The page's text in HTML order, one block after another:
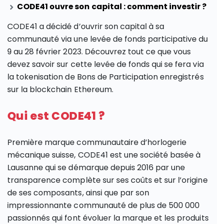
CODE41 ouvre son capital : comment investir ?
CODE41 a décidé d’ouvrir son capital à sa
communauté via une levée de fonds participative du
9 au 28 février 2023. Découvrez tout ce que vous
devez savoir sur cette levée de fonds qui se fera via
la tokenisation de Bons de Participation enregistrés
sur la blockchain Ethereum.
Qui est CODE41 ?
Première marque communautaire d’horlogerie
mécanique suisse, CODE41 est une société basée à
Lausanne qui se démarque depuis 2016 par une
transparence complète sur ses coûts et sur l’origine
de ses composants, ainsi que par son
impressionnante communauté de plus de 500 000
passionnés qui font évoluer la marque et les produits